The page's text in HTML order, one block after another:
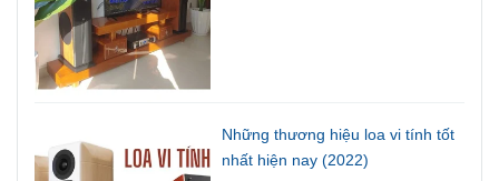
Những thương hiệu loa vi tính tốt
nhất hiện nay (2022)